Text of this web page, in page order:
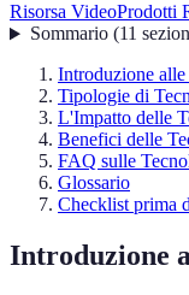
Risorsa VideoProdotti
Sommario(11
Introduzione
Tipologie di
L'Impatto delle
Benefici delle
FAQ sulle
Glossario
Checklist prima
Introduzione